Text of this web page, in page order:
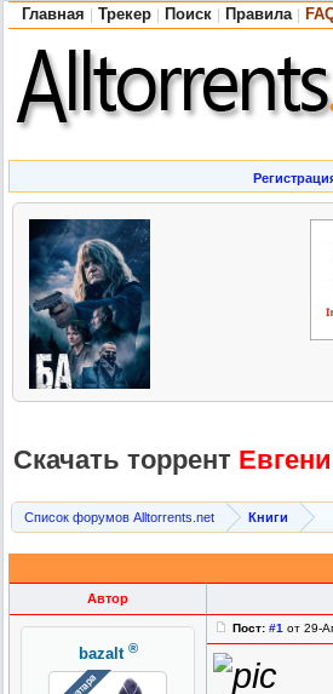
Главная Трекер Поиск Правила
Скачать торрент
Список форумов Alltorrents.net Книги
Автор
bazalt ®
Пост: #1 от 29-